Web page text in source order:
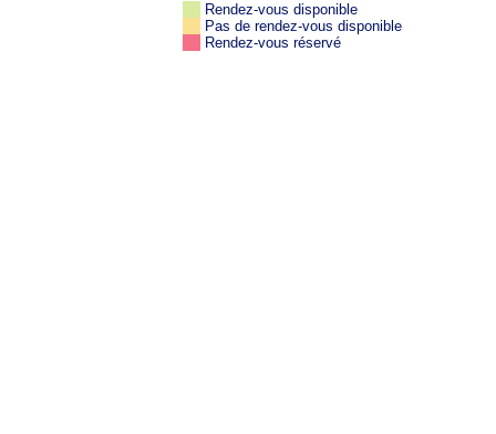
Rendez-vous disponible
Pas de rendez-vous disponible
Rendez-vous réservé